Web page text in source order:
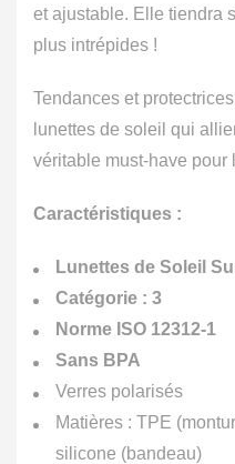
et ajustable. Elle tiendra
plus intrépides !
Tendances et
lunettes de soleil qui
véritable must-have
Caractéristiques :
Lunettes de Soleil
Catégorie : 3
Norme ISO 12312-1
Sans BPA
Verres polarisés
Matières : TPE
silicone (bandeau)